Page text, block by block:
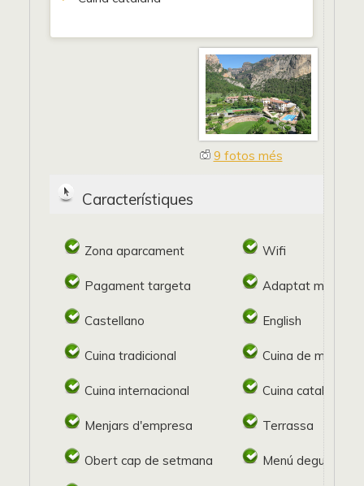
9 fotos més
Característiques
Zona aparcament Wifi
Pagament targeta Adaptat
Castellano English
Cuina tradicional Cuina de mercat
Cuina internacional Cuina catalana
Menjars d'empresa Terrassa
Obert cap de setmana Menú degustació